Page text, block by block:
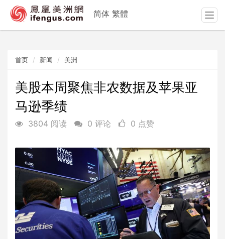
首页 新闻 美洲
美股本周聚焦非农数据及苹果亚
马逊季绩
3804 阅读 0 评论 0 点赞
简体 繁體
T
o
t
i
o
n